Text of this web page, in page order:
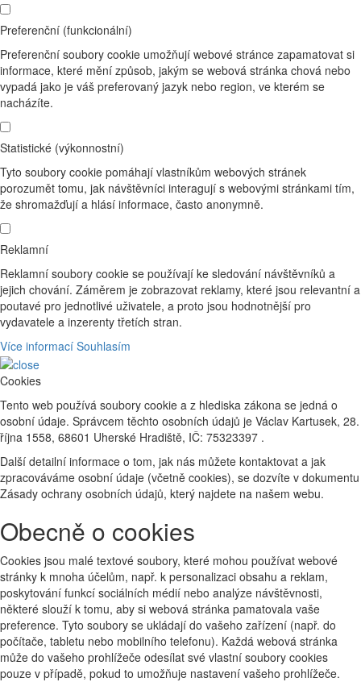
Preferenční (funkcionální)
Preferenční soubory cookie umožňují webové stránce zapamatovat si
informace, které mění způsob, jakým se webová stránka chová nebo
vypadá jako je váš preferovaný jazyk nebo region, ve kterém se
nacházíte.
Statistické (výkonnostní)
Tyto soubory cookie pomáhají vlastníkům webových stránek
porozumět tomu, jak návštěvníci interagují s webovými stránkami tím,
že shromažďují a hlásí informace, často anonymně.
Reklamní
Reklamní soubory cookie se používají ke sledování návštěvníků a
jejich chování. Záměrem je zobrazovat reklamy, které jsou relevantní a
poutavé pro jednotlivé uživatele, a proto jsou hodnotnější pro
vydavatele a inzerenty třetích stran.
Více informací Souhlasím
Cookies
Tento web používá soubory cookie a z hlediska zákona se jedná o
osobní údaje. Správcem těchto osobních údajů je Václav Kartusek, 28.
října 1558, 68601 Uherské Hradiště, IČ: 75323397 .
Další detailní informace o tom, jak nás můžete kontaktovat a jak
zpracováváme osobní údaje (včetně cookies), se dozvíte v dokumentu
Zásady ochrany osobních údajů, který najdete na našem webu.
Obecně o cookies
Cookies jsou malé textové soubory, které mohou používat webové
stránky k mnoha účelům, např. k personalizaci obsahu a reklam,
poskytování funkcí sociálních médií nebo analýze návštěvnosti,
některé slouží k tomu, aby si webová stránka pamatovala vaše
preference. Tyto soubory se ukládají do vašeho zařízení (např. do
počítače, tabletu nebo mobilního telefonu). Každá webová stránka
může do vašeho prohlížeče odesílat své vlastní soubory cookies
pouze v případě, pokud to umožňuje nastavení vašeho prohlížeče.